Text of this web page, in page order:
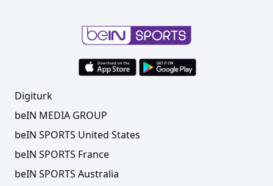
Digiturk
beIN MEDIA GROUP
beIN SPORTS United States
beIN SPORTS France
beIN SPORTS Australia